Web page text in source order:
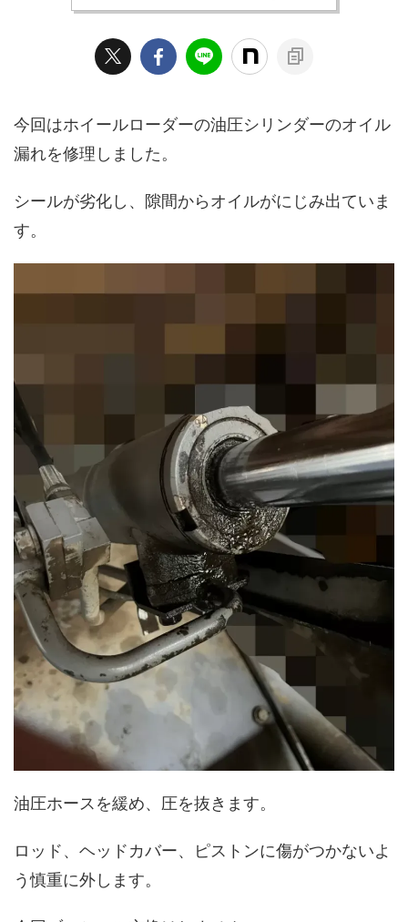
今回はホイールローダーの油圧シリンダーのオイル
漏れを修理しました。
シールが劣化し、隙間からオイルがにじみ出ていま
す。
油圧ホースを緩め、圧を抜きます。
ロッド、ヘッドカバー、ピストンに傷がつかないよ
う慎重に外します。